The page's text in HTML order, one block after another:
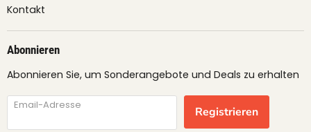
Kontakt
Abonnieren
Abonnieren Sie, um Sonderangebote und Deals zu erhalten
Email-Adresse Registrieren